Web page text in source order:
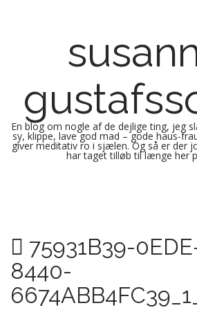
En blog om nogle af de dejlige ting, jeg
sy, klippe, lave god mad – gode haus-
giver meditativ ro i sjælen. Og så er der
har taget tilløb til længe her
n
m
e
n
t
o
c
o
n
75931B39-
8440-